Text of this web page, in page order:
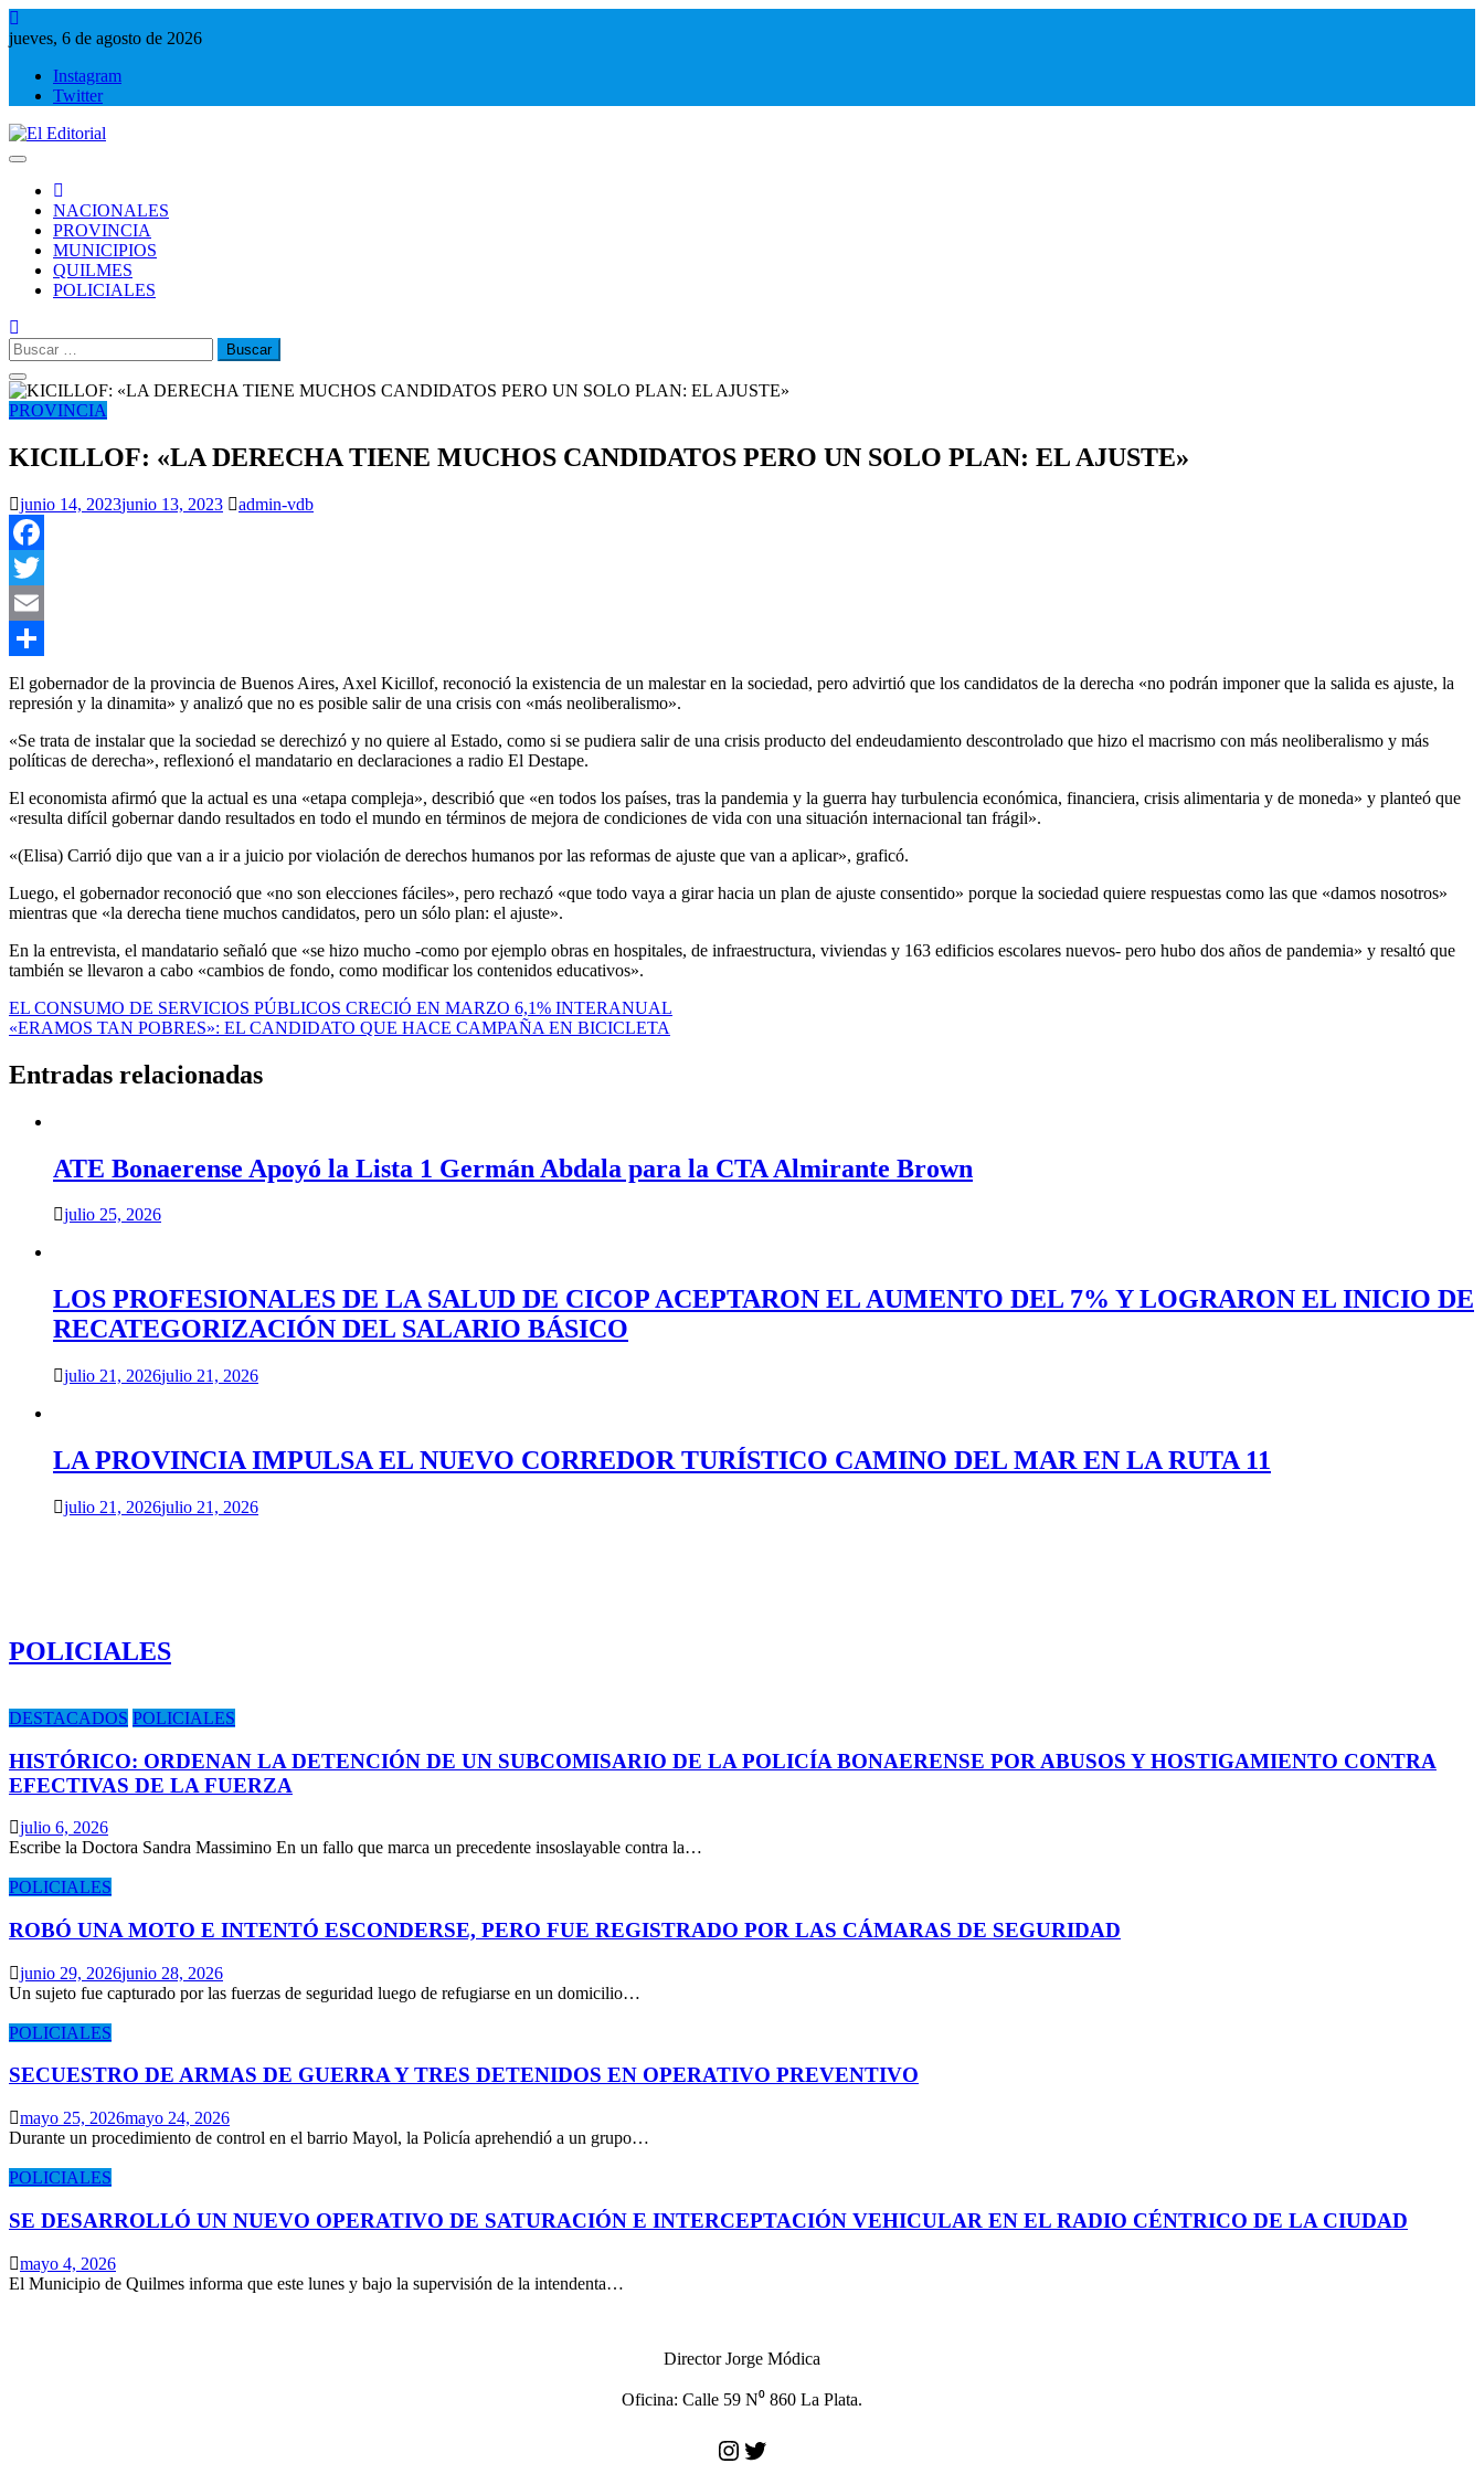
Saltar
al
jueves, 6 de agosto de 2026
Instagram
Twitter
NACIONALES
PROVINCIA
MUNICIPIOS
QUILMES
POLICIALES
Buscar:
PROVINCIA
KICILLOF: «LA DERECHA TIENE MUCHOS CANDIDATOS PERO UN SOLO PLAN: EL AJUSTE»
junio 14, 2023junio 13, 2023 admin-vdb
Facebook
Twitter
Email
Compartir
El gobernador de la provincia de Buenos Aires, Axel Kicillof, reconoció la existencia de un malestar en la sociedad, pero advirtió que los candidatos de la derecha «no podrán imponer que la salida es ajuste, la
represión y la dinamita» y analizó que no es posible salir de una crisis con «más neoliberalismo».
«Se trata de instalar que la sociedad se derechizó y no quiere al Estado, como si se pudiera salir de una crisis producto del endeudamiento descontrolado que hizo el macrismo con más neoliberalismo y más
políticas de derecha», reflexionó el mandatario en declaraciones a radio El Destape.
El economista afirmó que la actual es una «etapa compleja», describió que «en todos los países, tras la pandemia y la guerra hay turbulencia económica, financiera, crisis alimentaria y de moneda» y planteó que
«resulta difícil gobernar dando resultados en todo el mundo en términos de mejora de condiciones de vida con una situación internacional tan frágil».
«(Elisa) Carrió dijo que van a ir a juicio por violación de derechos humanos por las reformas de ajuste que van a aplicar», graficó.
Luego, el gobernador reconoció que «no son elecciones fáciles», pero rechazó «que todo vaya a girar hacia un plan de ajuste consentido» porque la sociedad quiere respuestas como las que «damos nosotros»
mientras que «la derecha tiene muchos candidatos, pero un sólo plan: el ajuste».
En la entrevista, el mandatario señaló que «se hizo mucho -como por ejemplo obras en hospitales, de infraestructura, viviendas y 163 edificios escolares nuevos- pero hubo dos años de pandemia» y resaltó que
también se llevaron a cabo «cambios de fondo, como modificar los contenidos educativos».
Navegación
de
entradas
EL CONSUMO DE SERVICIOS PÚBLICOS CRECIÓ EN MARZO 6,1% INTERANUAL
«ERAMOS TAN POBRES»: EL CANDIDATO QUE HACE CAMPAÑA EN BICICLETA
Entradas relacionadas
ATE Bonaerense Apoyó la Lista 1 Germán Abdala para la CTA Almirante Brown
julio 25, 2026
LOS PROFESIONALES DE LA SALUD DE CICOP ACEPTARON EL AUMENTO DEL 7% Y LOGRARON EL INICIO DE
RECATEGORIZACIÓN DEL SALARIO BÁSICO
julio 21, 2026julio 21, 2026
LA PROVINCIA IMPULSA EL NUEVO CORREDOR TURÍSTICO CAMINO DEL MAR EN LA RUTA 11
julio 21, 2026julio 21, 2026
POLICIALES
DESTACADOS POLICIALES
HISTÓRICO: ORDENAN LA DETENCIÓN DE UN SUBCOMISARIO DE LA POLICÍA BONAERENSE POR ABUSOS Y HOSTIGAMIENTO CONTRA
EFECTIVAS DE LA FUERZA
julio 6, 2026
Escribe la Doctora Sandra Massimino En un fallo que marca un precedente insoslayable contra la…
POLICIALES
ROBÓ UNA MOTO E INTENTÓ ESCONDERSE, PERO FUE REGISTRADO POR LAS CÁMARAS DE SEGURIDAD
junio 29, 2026junio 28, 2026
Un sujeto fue capturado por las fuerzas de seguridad luego de refugiarse en un domicilio…
POLICIALES
SECUESTRO DE ARMAS DE GUERRA Y TRES DETENIDOS EN OPERATIVO PREVENTIVO
mayo 25, 2026mayo 24, 2026
Durante un procedimiento de control en el barrio Mayol, la Policía aprehendió a un grupo…
POLICIALES
SE DESARROLLÓ UN NUEVO OPERATIVO DE SATURACIÓN E INTERCEPTACIÓN VEHICULAR EN EL RADIO CÉNTRICO DE LA CIUDAD
mayo 4, 2026
El Municipio de Quilmes informa que este lunes y bajo la supervisión de la intendenta…
Director Jorge Módica
Oficina: Calle 59 N⁰ 860 La Plata.
Instagram
Twitter